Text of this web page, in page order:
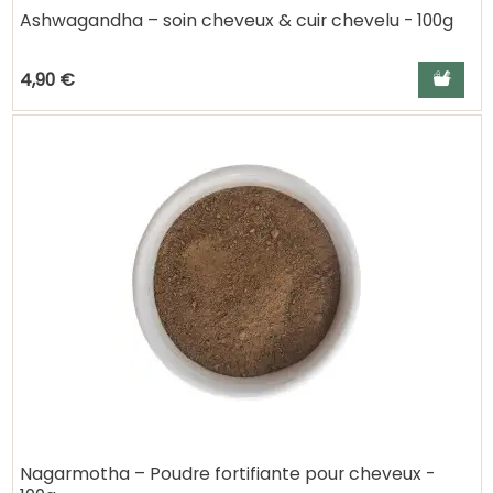
Ashwagandha – soin cheveux & cuir chevelu - 100g
4,90 € Ajouter
Nagarmotha – Poudre fortifiante pour cheveux -